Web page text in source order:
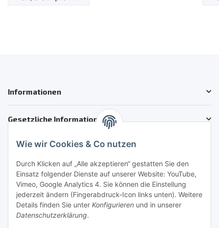
Informationen
Gesetzliche Informationen
Kundenservice
Telefon: +41 71 554 2740
Email: info@auto-motoroele-schweiz.ch
Sie benötigen Hilfe?
Sicher Einkaufen
Wie wir Cookies & Co nutzen
Durch Klicken auf „Alle akzeptieren“ gestatten Sie den
Einsatz folgender Dienste auf unserer Website: YouTube,
Vimeo, Google Analytics 4. Sie können die Einstellung
jederzeit ändern (Fingerabdruck-Icon links unten). Weitere
Details finden Sie unter Konfigurieren und in unserer
Datenschutzerklärung.